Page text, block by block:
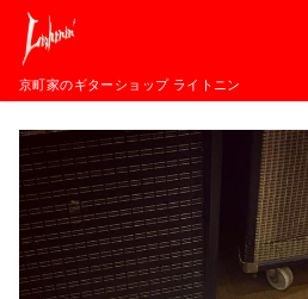
京町家のギターショップ ライトニン